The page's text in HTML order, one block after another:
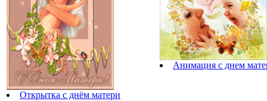
Открытка с днём матери
Анимация с днем